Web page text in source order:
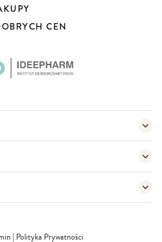
CEN
| Polityka Prywatności